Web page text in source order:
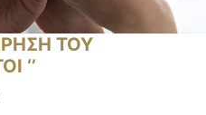
ΤΟΥ
‘’